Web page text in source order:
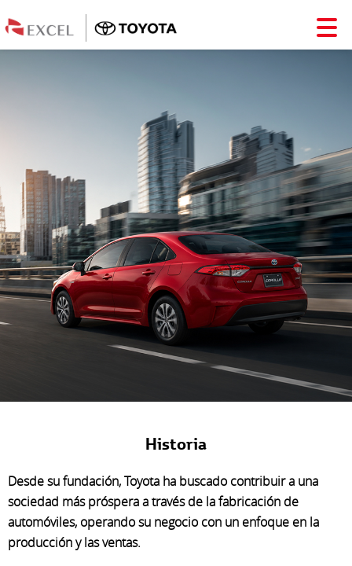
Historia
Desde su fundación, Toyota ha buscado contribuir a una
sociedad más próspera a través de la fabricación de
automóviles, operando su negocio con un enfoque en la
producción y las ventas.